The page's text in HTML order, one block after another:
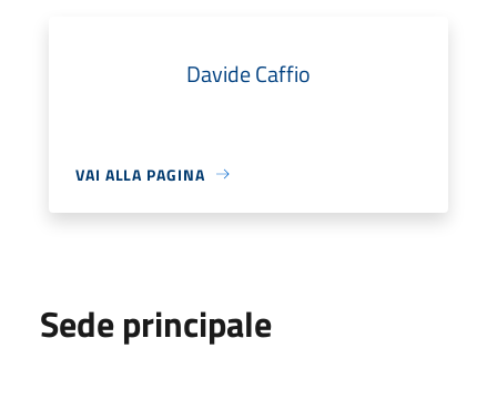
Davide Caffio
VAI ALLA PAGINA
Sede principale